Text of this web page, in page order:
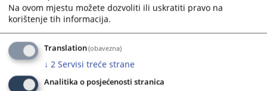
Na ovom mjestu možete dozvoliti ili uskratiti pravo na
korištenje tih informacija.
Translation(obavezna)
↓ 2 Servisi treće strane
Analitika o posjećenosti stranica